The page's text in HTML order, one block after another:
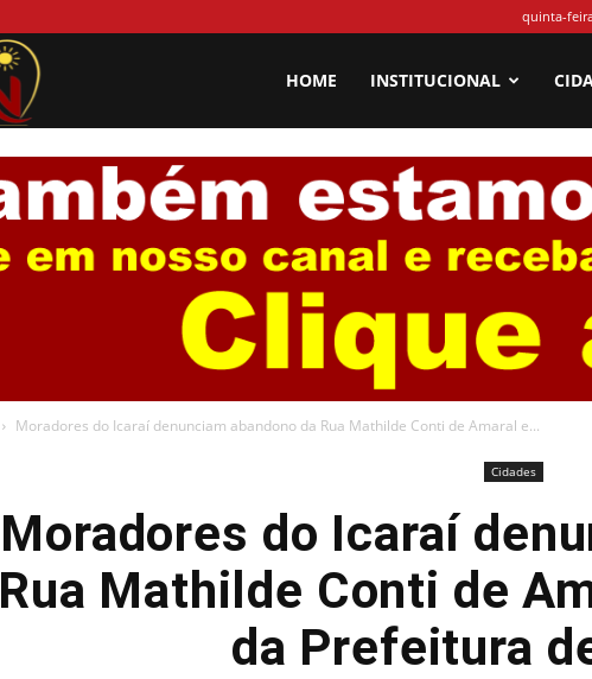
quinta-
Jurema
News
HOME INSTITUCIONAL
Moradores do Icaraí denunciam abandono da Rua Mathilde Conti de Amaral e...
Cidades
Moradores do Icaraí
Rua Mathilde Conti de
da Prefeitura